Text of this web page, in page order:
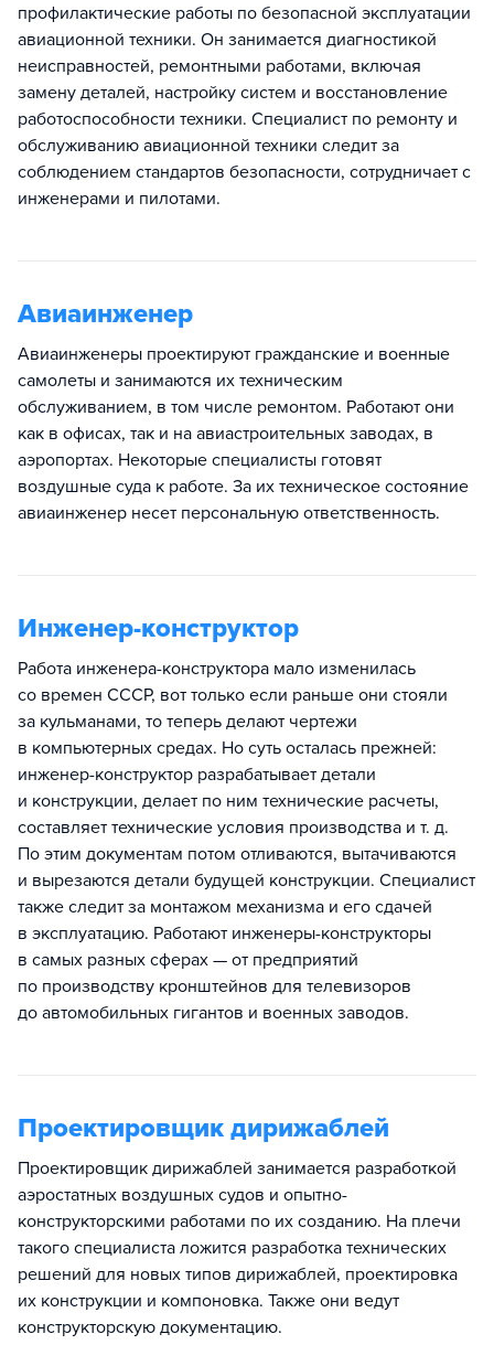
профилактические работы по безопасной эксплуатации
авиационной техники. Он занимается диагностикой
неисправностей, ремонтными работами, включая
замену деталей, настройку систем и восстановление
работоспособности техники. Специалист по ремонту и
обслуживанию авиационной техники следит за
соблюдением стандартов безопасности, сотрудничает с
инженерами и пилотами.
Авиаинженер
Авиаинженеры проектируют гражданские и военные
самолеты и занимаются их техническим
обслуживанием, в том числе ремонтом. Работают они
как в офисах, так и на авиастроительных заводах, в
аэропортах. Некоторые специалисты готовят
воздушные суда к работе. За их техническое состояние
авиаинженер несет персональную ответственность.
Инженер-конструктор
Работа инженера-конструктора мало изменилась
со времен СССР, вот только если раньше они стояли
за кульманами, то теперь делают чертежи
в компьютерных средах. Но суть осталась прежней:
инженер-конструктор разрабатывает детали
и конструкции, делает по ним технические расчеты,
составляет технические условия производства и т. д.
По этим документам потом отливаются, вытачиваются
и вырезаются детали будущей конструкции. Специалист
также следит за монтажом механизма и его сдачей
в эксплуатацию. Работают инженеры-конструкторы
в самых разных сферах — от предприятий
по производству кронштейнов для телевизоров
до автомобильных гигантов и военных заводов.
Проектировщик дирижаблей
Проектировщик дирижаблей занимается разработкой
аэростатных воздушных судов и опытно-
конструкторскими работами по их созданию. На плечи
такого специалиста ложится разработка технических
решений для новых типов дирижаблей, проектировка
их конструкции и компоновка. Также они ведут
конструкторскую документацию.